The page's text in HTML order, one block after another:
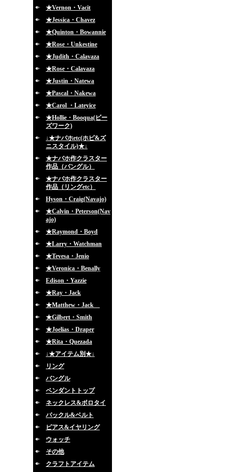
★Vernon・Vacit
★Jessica・Chavez
★Quinton・Bowannie
★Rose・Unkestine
★Judith・Calavaza
★Rose・Calavaza
★Justin・Natewa
★Pascal・Nakewa
★Carol ・Lateyice
★Hollie・Booqua(ビー
ズワーク)
↓★ナバホetc(ホピ&ズ
ニスタイル)★↓
★ナバホ作クラスター
作品（バングル）
★ナバホ作クラスター
作品（リングetc）
Hyson・Craig(Navajo)
★Calvin・Peterson(Nav
ajo)
★Raymond・Boyd
★Larry・Watchman
★Tevesa・Jenio
★Veronica・Benally
Edison・Yazzie
★Ray・Jack
★Matthew・Jack
★Gilbert・Smith
★Joelias・Draper
★Rita・Quezada
↓★アイテム別★↓
リング
バングル
ペンダントトップ
ネックレス&ボロタイ
バックル&ベルト
ピアス&イヤリング
ウォッチ
その他
クラフトアイテム